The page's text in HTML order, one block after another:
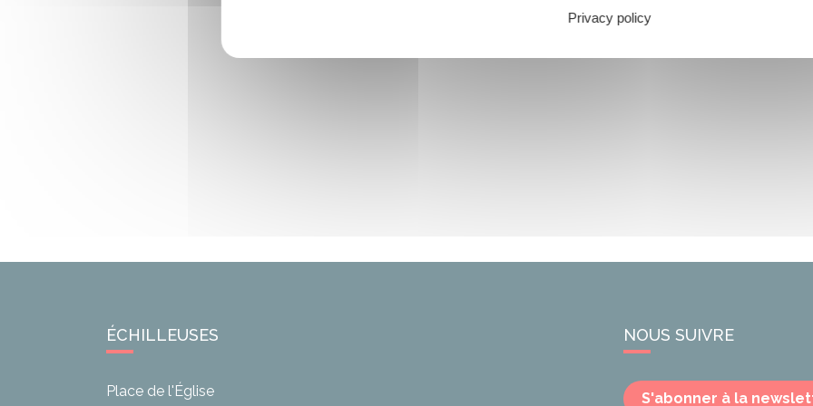
ÉCHILLEUSES
Place de l'Église
NOUS SUIVRE
S'abonner à la
Privacy policy